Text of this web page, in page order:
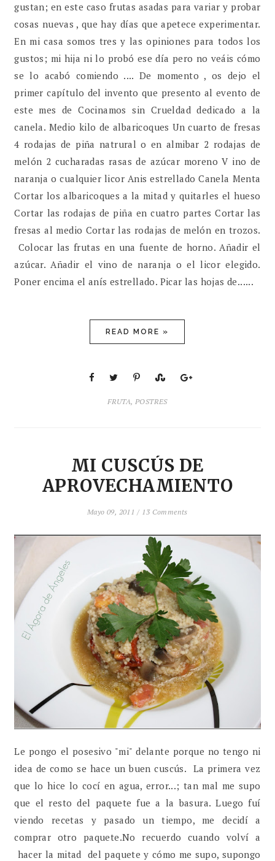
gustan; en este caso frutas asadas para variar y probar
cosas nuevas , que hay días que apetece experimentar.
En mi casa somos tres y las opiniones para todos los
gustos; mi hija ni lo probó ese día pero no veáis cómo
se lo acabó comiendo .... De momento , os dejo el
primer capítulo del invento que presento al evento de
este mes de Cocinamos sin Crueldad dedicado a la
canela. Medio kilo de albaricoques Un cuarto de fresas
4 rodajas de piña natrural o en almibar 2 rodajas de
melón 2 cucharadas rasas de azúcar moreno V ino de
naranja o cualquier licor Anis estrellado Canela Menta
Cortar los albaricoques a la mitad y quitarles el hueso
Cortar las rodajas de piña en cuatro partes Cortar las
fresas al medio Cortar las rodajas de melón en trozos.
Colocar las frutas en una fuente de horno. Añadir el
azúcar. Añadir el vino de naranja o el licor elegido.
Poner encima el anís estrellado. Picar las hojas de......
READ MORE »
FRUTA, POSTRES
MI CUSCÚS DE
APROVECHAMIENTO
Mayo 09, 2011 / 13 Comments
Le pongo el posesivo "mi" delante porque no tengo ni
idea de como se hace un buen cuscús. La primera vez
que lo hice lo cocí en agua, error...; tan mal me supo
que el resto del paquete fue a la basura. Luego fuí
viendo recetas y pasado un tiempo, me decidí a
comprar otro paquete.No recuerdo cuando volví a
hacer la mitad del paquete y cómo me supo, supongo